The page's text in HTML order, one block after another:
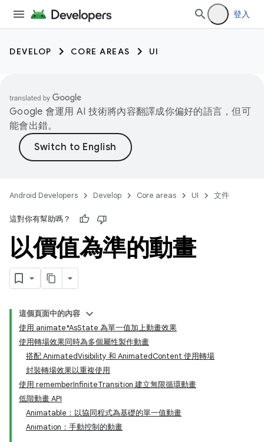
登入
DEVELOP CORE AREAS UI
Google 會運用 AI 技術將內容翻譯成你偏好的語言，但可
能會出錯。
Android Developers Develop Core areas UI 文件
這對你有幫助嗎？
以價值為準的動畫
這個頁面中的內容
使用 animate*AsState 為單一值加上動畫效果
使用轉場效果同時為多個屬性製作動畫
搭配 AnimatedVisibility 和 AnimatedContent 使用轉場
封裝轉場效果以重複使用
使用 rememberInfiniteTransition 建立無限循環動畫
低階動畫 API
Animatable：以協同程式為基礎的單一值動畫
Animation：手動控制的動畫